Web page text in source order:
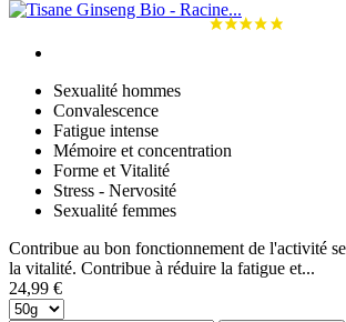
Sexualité hommes
Convalescence
Fatigue intense
Mémoire et concentration
Forme et Vitalité
Stress - Nervosité
Sexualité femmes
Contribue au bon fonctionnement de l'activité
la vitalité. Contribue à réduire la fatigue et...
24,99 €